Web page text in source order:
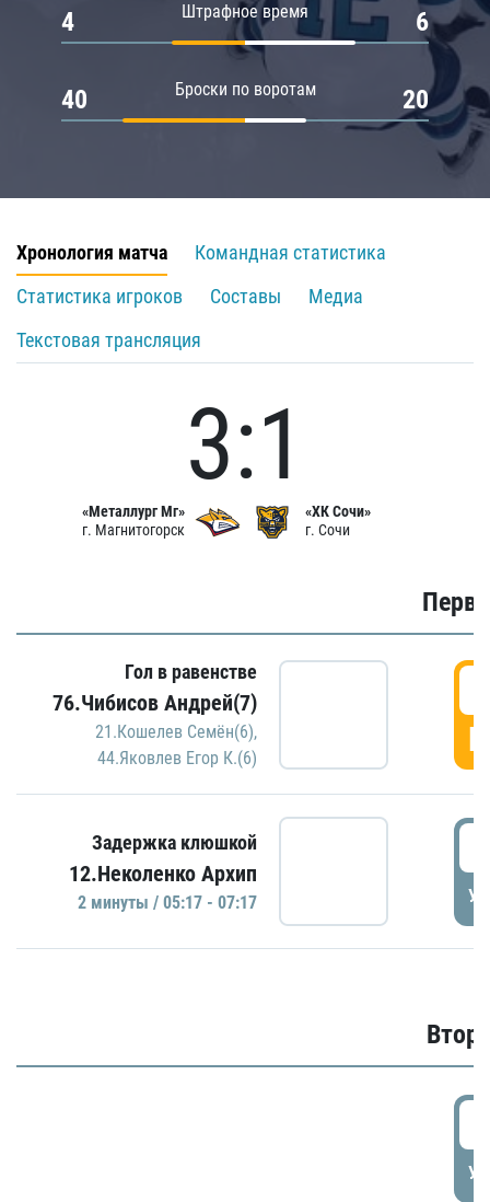
Штрафное время
4 6
Броски по воротам
40 20
Хронология матча
Командная статистика
Статистика игроков
Составы
Медиа
Текстовая трансляция
«Металлург Мг»
г. Магнитогорск
3:1
«ХК Сочи»
г. Сочи
Гол в равенстве
76.Чибисов Андрей(7)
21.Кошелев Семён(6),
44.Яковлев Егор К.(6)
Задержка клюшкой
12.Неколенко Архип
2 минуты / 05:17 - 07:17